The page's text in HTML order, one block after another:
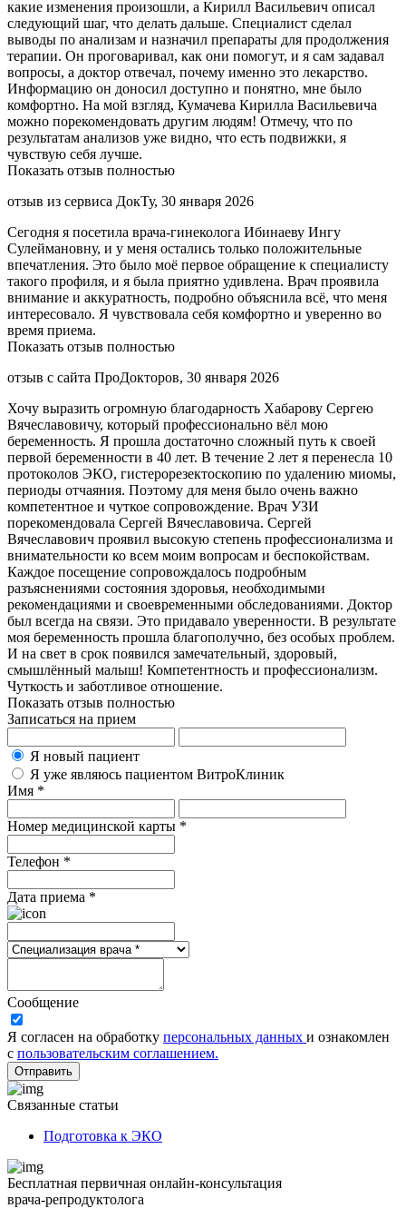
какие изменения произошли, а Кирилл Васильевич описал
следующий шаг, что делать дальше. Специалист сделал
выводы по анализам и назначил препараты для продолжения
терапии. Он проговаривал, как они помогут, и я сам задавал
вопросы, а доктор отвечал, почему именно это лекарство.
Информацию он доносил доступно и понятно, мне было
комфортно. На мой взгляд, Кумачева Кирилла Васильевича
можно порекомендовать другим людям! Отмечу, что по
результатам анализов уже видно, что есть подвижки, я
чувствую себя лучше.
Показать отзыв полностью
отзыв из сервиса ДокТу, 30 января 2026
Сегодня я посетила врача-гинеколога Ибинаеву Ингу
Сулеймановну, и у меня остались только положительные
впечатления. Это было моё первое обращение к специалисту
такого профиля, и я была приятно удивлена. Врач проявила
внимание и аккуратность, подробно объяснила всё, что меня
интересовало. Я чувствовала себя комфортно и уверенно во
время приема.
Показать отзыв полностью
отзыв с сайта ПроДокторов, 30 января 2026
Хочу выразить огромную благодарность Хабарову Сергею
Вячеславовичу, который профессионально вёл мою
беременность. Я прошла достаточно сложный путь к своей
первой беременности в 40 лет. В течение 2 лет я перенесла 10
протоколов ЭКО, гистерорезектоскопию по удалению миомы,
периоды отчаяния. Поэтому для меня было очень важно
компетентное и чуткое сопровождение. Врач УЗИ
порекомендовала Сергей Вячеславовича. Сергей
Вячеславович проявил высокую степень профессионализма и
внимательности ко всем моим вопросам и беспокойствам.
Каждое посещение сопровождалось подробным
разъяснениями состояния здоровья, необходимыми
рекомендациями и своевременными обследованиями. Доктор
был всегда на связи. Это придавало уверенности. В результате
моя беременность прошла благополучно, без особых проблем.
И на свет в срок появился замечательный, здоровый,
смышлённый малыш! Компетентность и профессионализм.
Чуткость и заботливое отношение.
Показать отзыв полностью
Записаться на прием
Я новый пациент
Я уже являюсь пациентом ВитроКлиник
Имя *
Номер медицинской карты *
Телефон *
Дата приема *
Сообщение
Я согласен на обработку персональных данных и ознакомлен
с пользовательским соглашением.
Отправить
Связанные статьи
Подготовка к ЭКО
Бесплатная первичная онлайн-консультация
врача-репродуктолога